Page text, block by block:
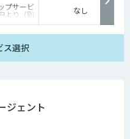
プサービ
より（別
積）
なし
ス選択
ジェント